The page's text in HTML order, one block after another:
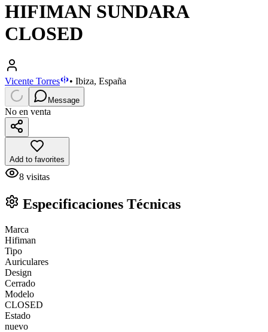
HIFIMAN SUNDARA
CLOSED
Vicente Torres • Ibiza, España
Message
No en venta
Add to favorites
8 visitas
Especificaciones Técnicas
Marca
Hifiman
Tipo
Auriculares
Design
Cerrado
Modelo
CLOSED
Estado
nuevo